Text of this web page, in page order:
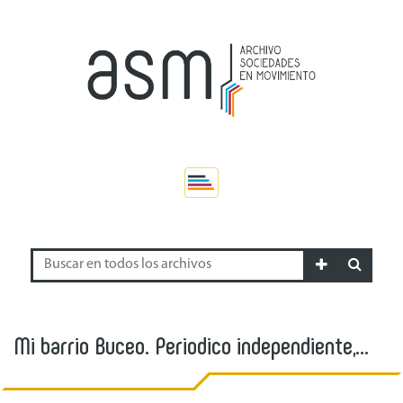
Mi barrio Buceo. Periodico independiente,
julio 2014